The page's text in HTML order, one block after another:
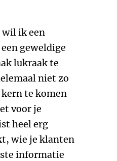
wil ik een
geweldige
lukraak te
niet zo
te komen
voor je
heel erg
wie je klanten
informatie